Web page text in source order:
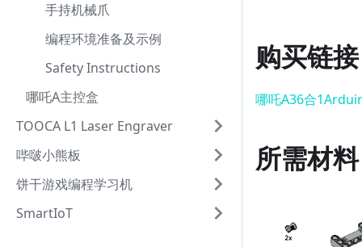
手持机械爪
编程环境准备及示例
Safety Instructions
哪吒A主控盒
TOOCA L1 Laser Engraver
哔啵小熊板
饼干游戏编程学习机
SmartIoT
购买链接
哪吒A36合
所需材料